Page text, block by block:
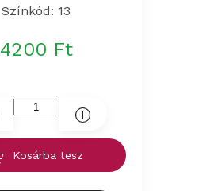
Színkód: 13
4200 Ft
Kosárba tesz